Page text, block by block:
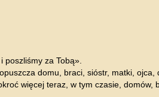
poszliśmy za Tobą».
domu, braci, sióstr, matki, ojca,
więcej teraz, w tym czasie,